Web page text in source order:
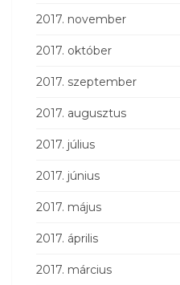
2017. november
2017. október
2017. szeptember
2017. augusztus
2017. július
2017. június
2017. május
2017. április
2017. március